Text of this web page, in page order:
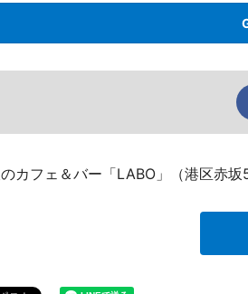
カフェ＆バー「LABO」（港区赤